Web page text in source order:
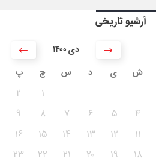
آرشیو تاریخی
۱۴۰۰ دی
ش
ی د س چ پ
۱ ۲
۴
۵ ۶ ۷ ۸ ۹
۱۱
۱۲ ۱۳ ۱۴ ۱۵ ۱۶
۱۸
۱۹ ۲۰ ۲۱ ۲۲ ۲۳